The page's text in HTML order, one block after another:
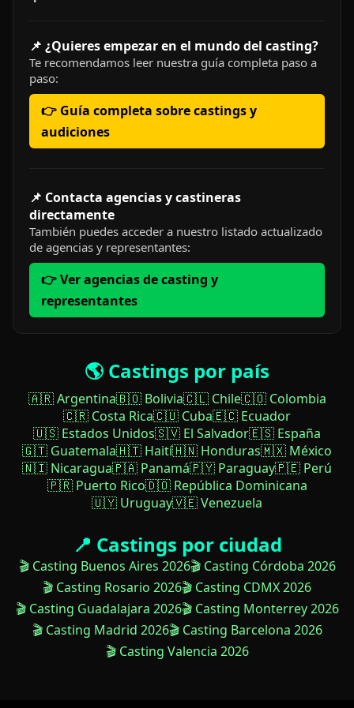
📌 ¿Quieres empezar en el mundo del casting?
Te recomendamos leer nuestra guía completa paso a
paso:
👉 Guía completa sobre castings y
audiciones
📌 Contacta agencias y castineras
directamente
También puedes acceder a nuestro listado actualizado
de agencias y representantes:
👉 Ver agencias de casting y
representantes
🌎 Castings por país
🇦🇷 Argentina🇧🇴 Bolivia🇨🇱 Chile🇨🇴 Colombia
🇨🇷 Costa Rica🇨🇺 Cuba🇪🇨 Ecuador
🇺🇸 Estados Unidos🇸🇻 El Salvador🇪🇸 España
🇬🇹 Guatemala🇭🇹 Haití🇭🇳 Honduras🇲🇽 México
🇳🇮 Nicaragua🇵🇦 Panamá🇵🇾 Paraguay🇵🇪 Perú
🇵🇷 Puerto Rico🇩🇴 República Dominicana
🇺🇾 Uruguay🇻🇪 Venezuela
📍 Castings por ciudad
🎬 Casting Buenos Aires 2026🎬 Casting Córdoba 2026
🎬 Casting Rosario 2026🎬 Casting CDMX 2026
🎬 Casting Guadalajara 2026🎬 Casting Monterrey 2026
🎬 Casting Madrid 2026🎬 Casting Barcelona 2026
🎬 Casting Valencia 2026